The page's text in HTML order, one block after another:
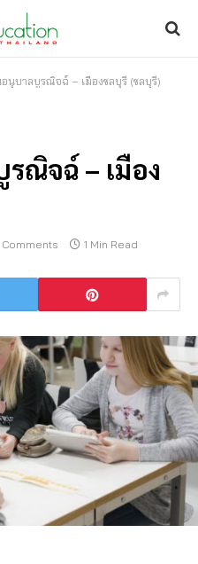
อนุบาลบูรณิจฉ์ – เมืองชลบุรี (ชลบุรี)
รณิจฉ์ – เมือง
Comments 1 Min Read